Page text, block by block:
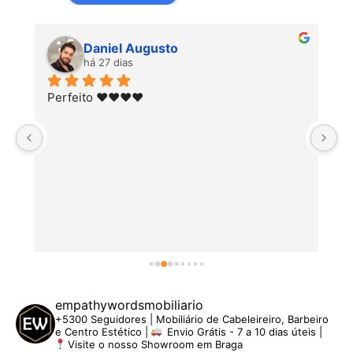
Daniel Augusto
há 27 dias
Perfeito ♥️♥️♥️♥️
empathywordsmobiliario
+5300 Seguidores | Mobiliário de Cabeleireiro, Barbeiro
e Centro Estético |
Envio Grátis - 7 a 10 dias úteis |
Visite o nosso Showroom em Braga